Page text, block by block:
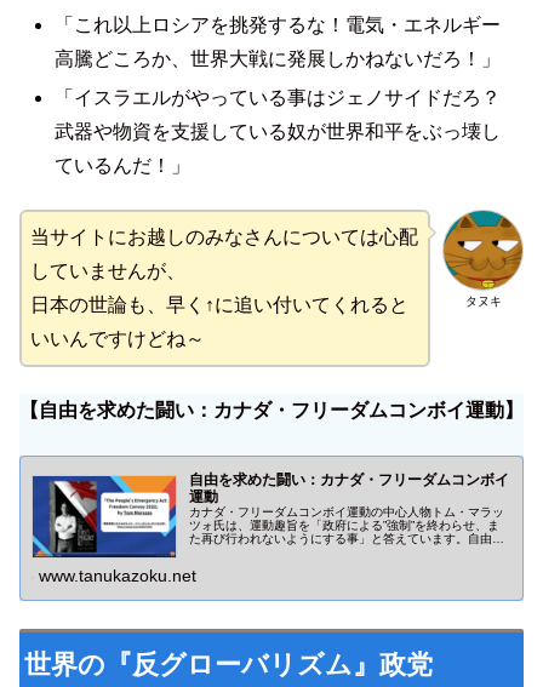
「これ以上ロシアを挑発するな！電気・エネルギー
高騰どころか、世界大戦に発展しかねないだろ！」
「イスラエルがやっている事はジェノサイドだろ？
武器や物資を支援している奴が世界和平をぶっ壊し
ているんだ！」
タヌキ
当サイトにお越しのみなさんについては心配
していませんが、
日本の世論も、早く↑に追い付いてくれると
いいんですけどね～
【自由を求めた闘い：カナダ・フリーダムコンボイ運動】
自由を求めた闘い：カナダ・フリーダムコンボイ
運動
カナダ・フリーダムコンボイ運動の中心人物トム・マラッ
ツォ氏は、運動趣旨を「政府による”強制”を終わらせ、ま
た再び行われないようにする事」と答えています。自由主
www.tanukazoku.net
世界の『反グローバリズム』政党